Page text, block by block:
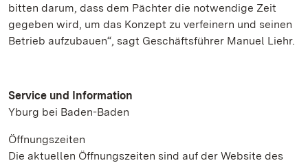
bitten darum, dass dem Pächter die notwendige Zeit
gegeben wird, um das Konzept zu verfeinern und seinen
Betrieb aufzubauen“, sagt Geschäftsführer Manuel Liehr.
Service und Information
Yburg bei Baden-Baden
Öffnungszeiten
Die aktuellen Öffnungszeiten sind auf der Website des